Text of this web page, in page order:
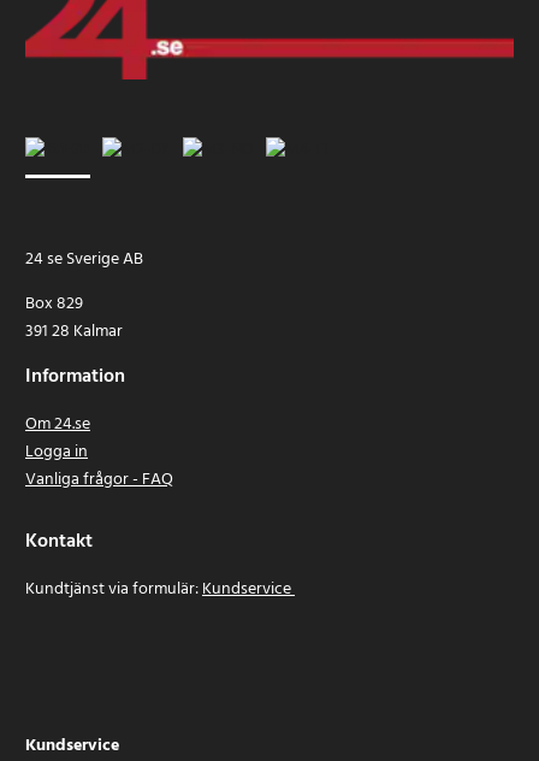
24 se Sverige AB
Box 829
391 28 Kalmar
Information
Om 24.se
Logga in
Vanliga frågor - FAQ
Kontakt
Kundtjänst via formulär:Kundservice
Kundservice